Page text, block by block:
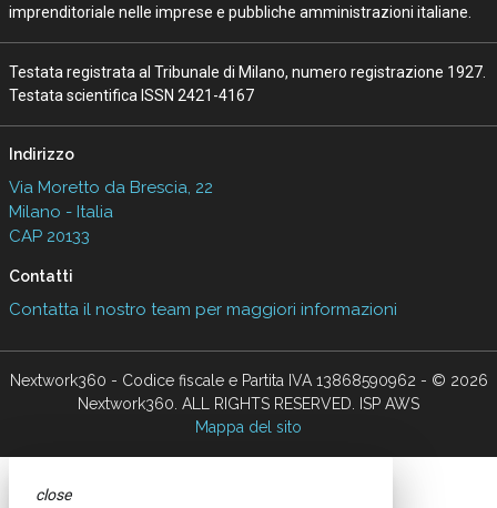
imprenditoriale nelle imprese e pubbliche amministrazioni italiane.
Testata registrata al Tribunale di Milano, numero registrazione 1927.
Testata scientifica ISSN 2421-4167
Indirizzo
Via Moretto da Brescia, 22
Milano - Italia
CAP 20133
Contatti
Contatta il nostro team per maggiori informazioni
Nextwork360 - Codice fiscale e Partita IVA 13868590962 - © 2026
Nextwork360. ALL RIGHTS RESERVED. ISP AWS
Mappa del sito
close